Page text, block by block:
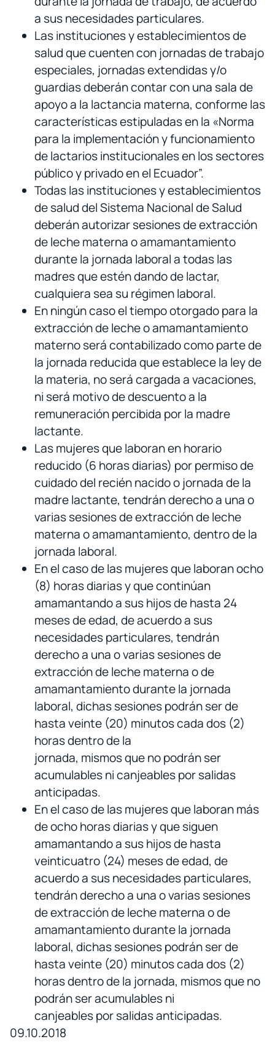
a sus necesidades particulares.
Las instituciones y establecimientos de
salud que cuenten con jornadas de trabajo
especiales, jornadas extendidas y/o
guardias deberán contar con una sala de
apoyo a la lactancia materna, conforme las
características estipuladas en la «Norma
para la implementación y funcionamiento
de lactarios institucionales en los sectores
público y privado en el Ecuador”.
Todas las instituciones y establecimientos
de salud del Sistema Nacional de Salud
deberán autorizar sesiones de extracción
de leche materna o amamantamiento
durante la jornada laboral a todas las
madres que estén dando de lactar,
cualquiera sea su régimen laboral.
En ningún caso el tiempo otorgado para la
extracción de leche o amamantamiento
materno será contabilizado como parte de
la jornada reducida que establece la ley de
la materia, no será cargada a vacaciones,
ni será motivo de descuento a la
remuneración percibida por la madre
lactante.
Las mujeres que laboran en horario
reducido (6 horas diarias) por permiso de
cuidado del recién nacido o jornada de la
madre lactante, tendrán derecho a una o
varias sesiones de extracción de leche
materna o amamantamiento, dentro de la
jornada laboral.
En el caso de las mujeres que laboran ocho
(8) horas diarias y que continúan
amamantando a sus hijos de hasta 24
meses de edad, de acuerdo a sus
necesidades particulares, tendrán
derecho a una o varias sesiones de
extracción de leche materna o de
amamantamiento durante la jornada
laboral, dichas sesiones podrán ser de
hasta veinte (20) minutos cada dos (2)
horas dentro de la
jornada, mismos que no podrán ser
acumulables ni canjeables por salidas
anticipadas.
En el caso de las mujeres que laboran más
de ocho horas diarias y que siguen
amamantando a sus hijos de hasta
veinticuatro (24) meses de edad, de
acuerdo a sus necesidades particulares,
tendrán derecho a una o varias sesiones
de extracción de leche materna o de
amamantamiento durante la jornada
laboral, dichas sesiones podrán ser de
hasta veinte (20) minutos cada dos (2)
horas dentro de la jornada, mismos que no
podrán ser acumulables ni
canjeables por salidas anticipadas.
09.10.2018